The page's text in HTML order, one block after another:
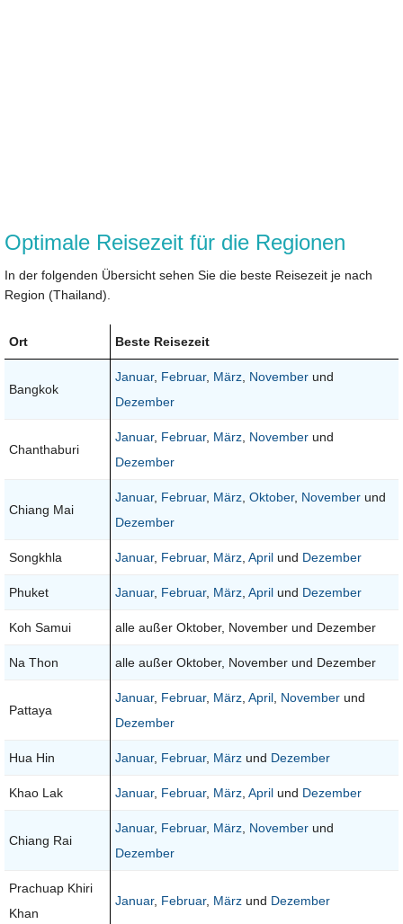
Optimale Reisezeit für die Regionen
In der folgenden Übersicht sehen Sie die beste Reisezeit je nach
Region (Thailand).
Ort Beste Reisezeit
Bangkok
Januar, Februar, März November und
Dezember
Chanthaburi
Januar, Februar, März November und
Dezember
Chiang Mai
Januar, Februar, März Oktober, November und
Dezember
Songkhla Januar, Februar, März April und Dezember
Phuket Januar, Februar, März April und Dezember
Koh Samui alle außer Oktober, November und Dezember
Na Thon alle außer Oktober, November und Dezember
Pattaya
Januar, Februar, März April November und
Dezember
Hua Hin Januar, Februar, März und Dezember
Khao Lak Januar, Februar, März April und Dezember
Chiang Rai
Januar, Februar, März November und
Dezember
Prachuap Khiri
Khan
Januar, Februar, März und Dezember